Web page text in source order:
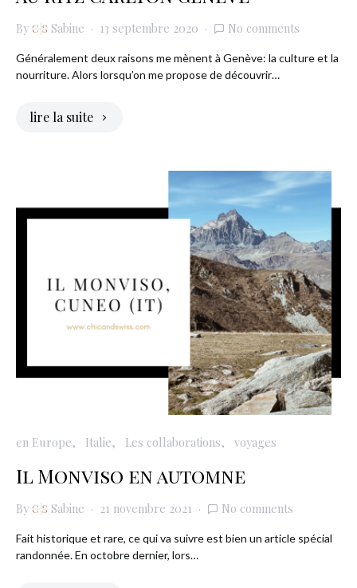
By Sabine 13 septembre 2020 No comments
Généralement deux raisons me mènent à Genève: la culture et la
nourriture. Alors lorsqu’on me propose de découvrir…
lire la suite
en Europe Italie Les collaborations voyages
Il Monviso en automne
By Sabine 21 novembre 2021 No comments
Fait historique et rare, ce qui va suivre est bien un article spécial
randonnée. En octobre dernier, lors…